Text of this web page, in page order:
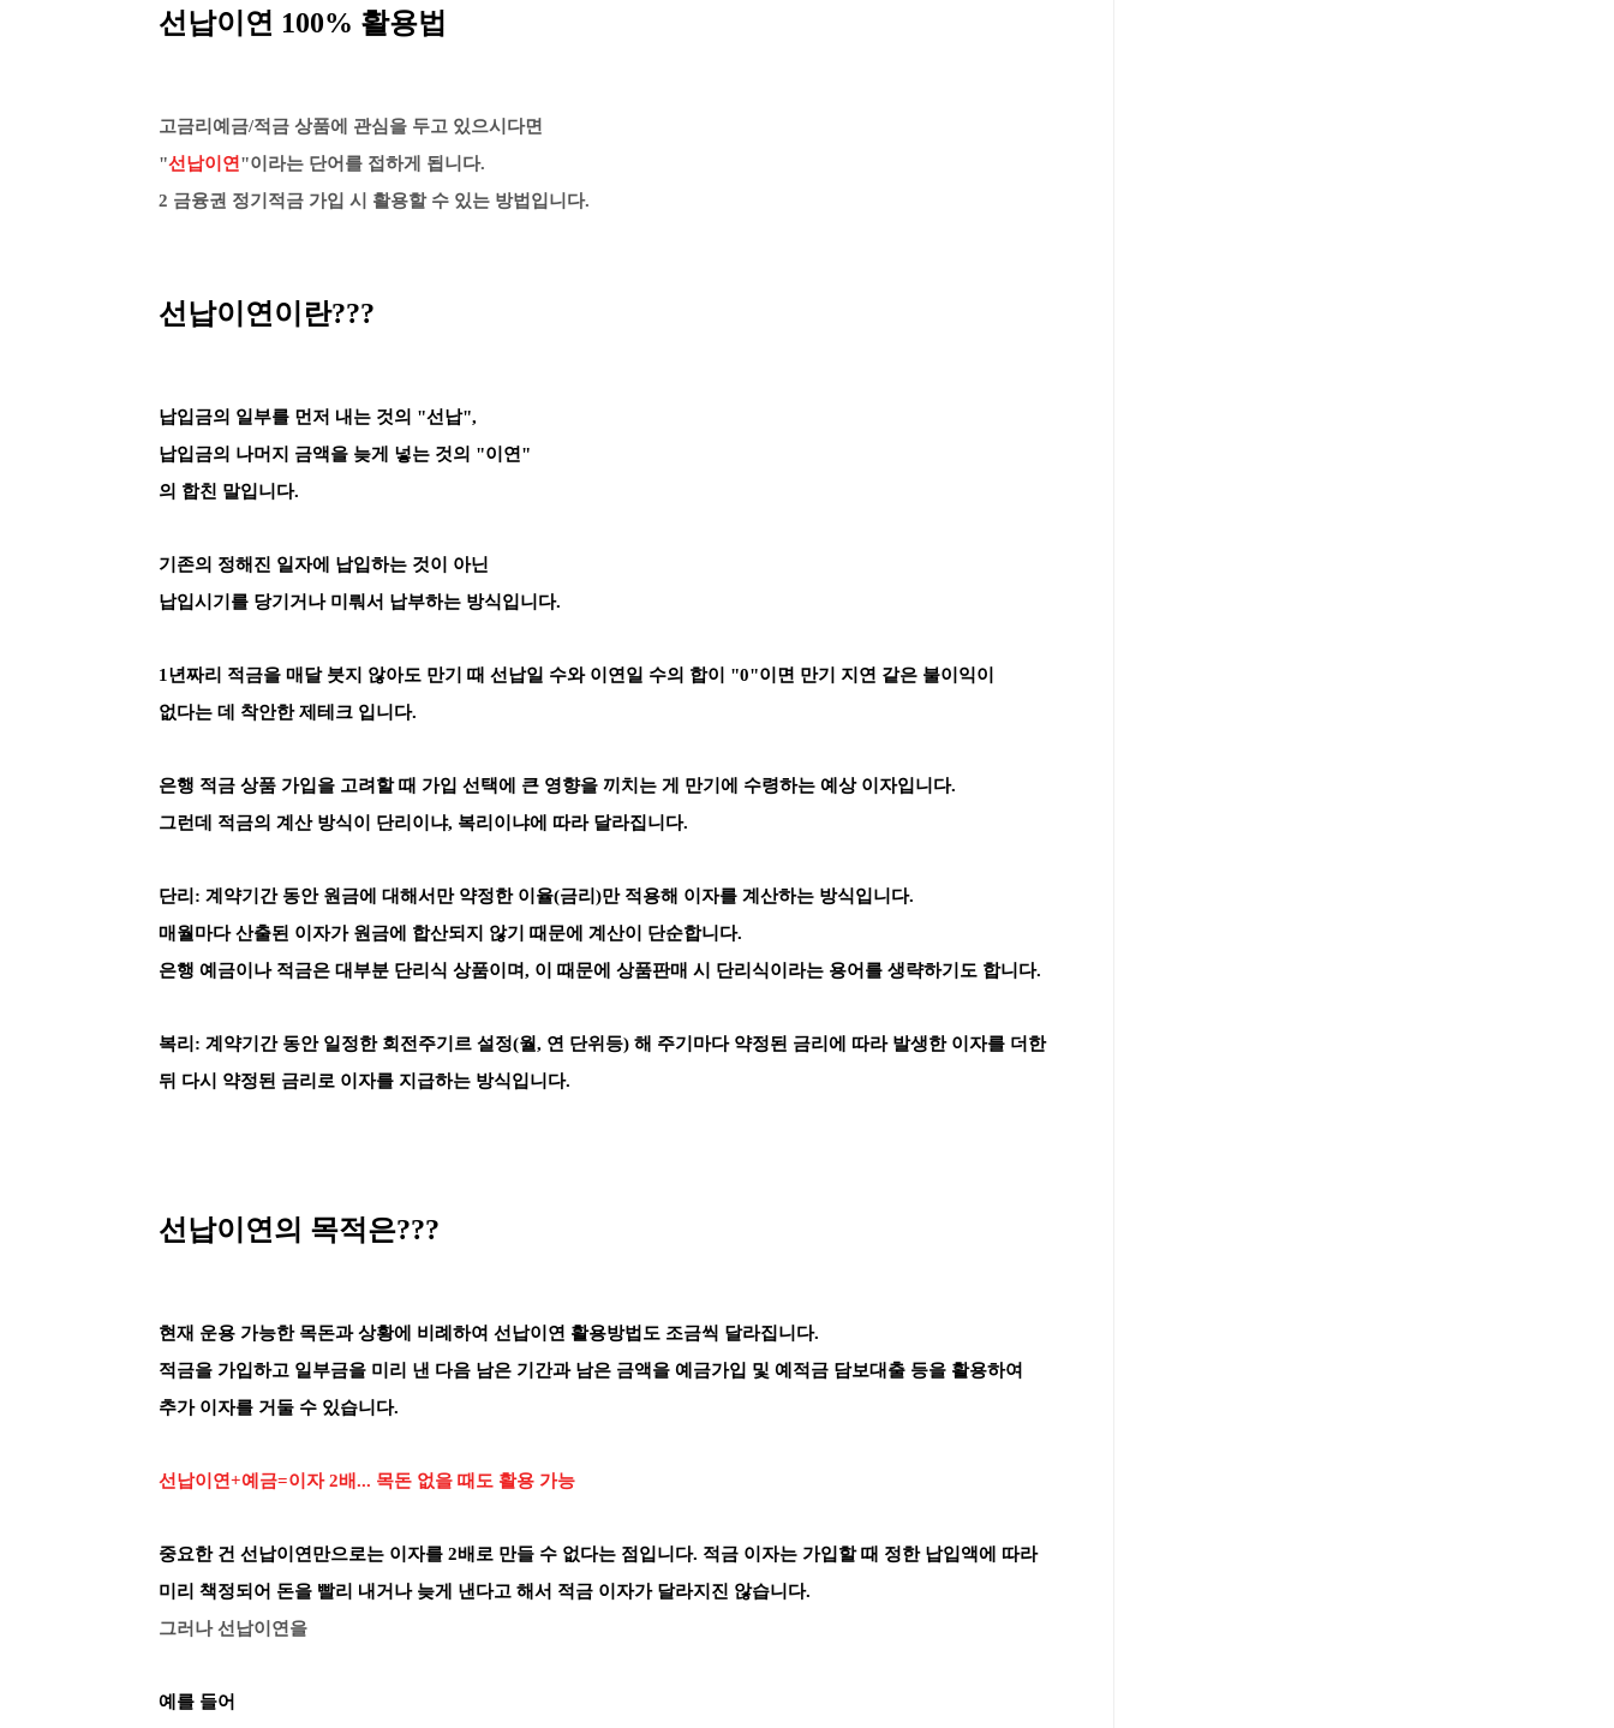
선납이연 100% 활용법
고금리예금/적금 상품에 관심을 두고 있으시다면
"선납이연 "이라는 단어를 접하게 됩니다.
2 금융권 정기적금 가입 시 활용할 수 있는 방법입니다.
선납이연이란???
납입금의 일부를 먼저 내는 것의 "선납",
납입금의 나머지 금액을 늦게 넣는 것의 "이연"
의 합친 말입니다.
기존의 정해진 일자에 납입하는 것이 아닌
납입시기를 당기거나 미뤄서 납부하는 방식입니다.
1년짜리 적금을 매달 붓지 않아도 만기 때 선납일 수와 이연일 수의 합이 "0"이면 만기 지연 같은 불이익이
없다는 데 착안한 제테크 입니다.
은행 적금 상품 가입을 고려할 때 가입 선택에 큰 영향을 끼치는 게 만기에 수령하는 예상 이자입니다.
그런데 적금의 계산 방식이 단리이냐, 복리이냐에 따라 달라집니다.
단리: 계약기간 동안 원금에 대해서만 약정한 이율(금리)만 적용해 이자를 계산하는 방식입니다.
매월마다 산출된 이자가 원금에 합산되지 않기 때문에 계산이 단순합니다.
은행 예금이나 적금은 대부분 단리식 상품이며, 이 때문에 상품판매 시 단리식이라는 용어를 생략하기도 합니다.
복리: 계약기간 동안 일정한 회전주기르 설정(월, 연 단위등) 해 주기마다 약정된 금리에 따라 발생한 이자를 더한
뒤 다시 약정된 금리로 이자를 지급하는 방식입니다.
선납이연의 목적은???
현재 운용 가능한 목돈과 상황에 비례하여 선납이연 활용방법도 조금씩 달라집니다.
적금을 가입하고 일부금을 미리 낸 다음 남은 기간과 남은 금액을 예금가입 및 예적금 담보대출 등을 활용하여
추가 이자를 거둘 수 있습니다.
선납이연+예금=이자 2배... 목돈 없을 때도 활용 가능
중요한 건 선납이연만으로는 이자를 2배로 만들 수 없다는 점입니다. 적금 이자는 가입할 때 정한 납입액에 따라
미리 책정되어 돈을 빨리 내거나 늦게 낸다고 해서 적금 이자가 달라지진 않습니다.
그러나 선납이연을
예를 들어